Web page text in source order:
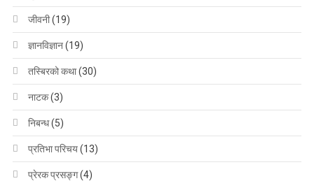
जीवनी(19)
ज्ञानविज्ञान(19)
तस्बिरको कथा(30)
नाटक(3)
निबन्ध(5)
प्रतिभा परिचय(13)
प्रेरक प्रसङ्ग(4)